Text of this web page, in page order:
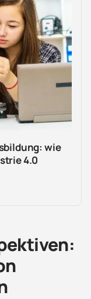
wie
4.0